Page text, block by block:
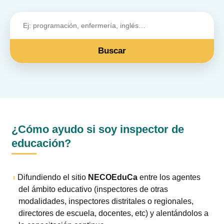
Buscar
¿Cómo ayudo si soy inspector de
educación?
Difundiendo el sitio NECOEduCaentre los agentes
del ámbito educativo (inspectores de otras
modalidades, inspectores distritales o regionales,
directores de escuela, docentes, etc) y alentándolos a